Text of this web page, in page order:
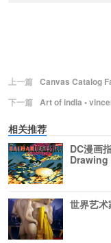
上一篇 Canvas Catalog
下一篇 Art of india •
相关推荐
DC漫画
世界艺